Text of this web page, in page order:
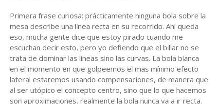
Primera frase curiosa: prácticamente ninguna bola sobre la
mesa describe una línea recta en su recorrido. Ahí queda
eso, mucha gente dice que estoy pirado cuando me
escuchan decir esto, pero yo defiendo que el billar no se
trata de dominar las líneas sino las curvas. La bola blanca
en el momento en que golpeemos el mas mínimo efecto
lateral estaremos usando compensaciones, de manera que
al ser utópico el concepto centro, sino que lo que hacemos
son aproximaciones, realmente la bola nunca va a ir recta.